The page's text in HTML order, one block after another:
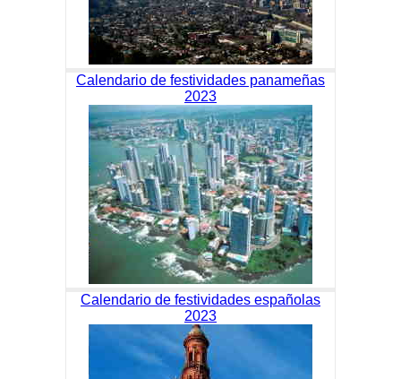
Calendario de festividades panameñas
2023
Calendario de festividades españolas
2023